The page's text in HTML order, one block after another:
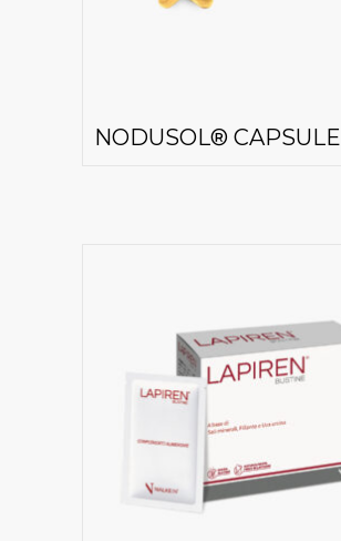
NODUSOL® CAPSULE